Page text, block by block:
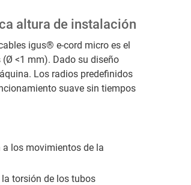
altura de instalación
igus® e-cord micro es el
<1 mm). Dado su diseño
Los radios predefinidos
suave sin tiempos
los movimientos de la
torsión de los tubos